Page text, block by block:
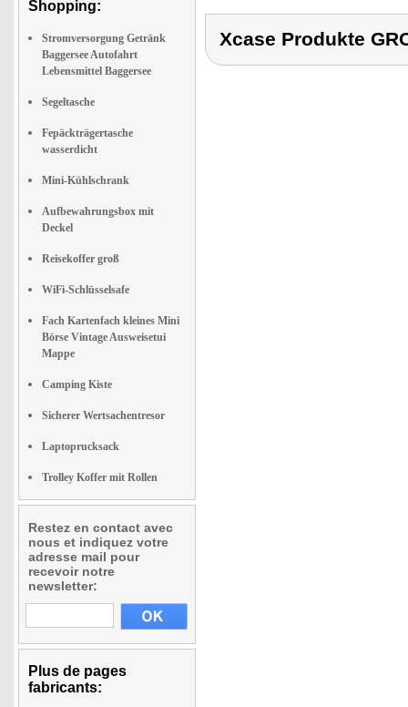
Shopping:
Stromversorgung Getränk
Baggersee Autofahrt
Lebensmittel Baggersee
Segeltasche
Fepäckträgertasche
wasserdicht
Mini-Kühlschrank
Aufbewahrungsbox mit
Deckel
Reisekoffer groß
WiFi-Schlüsselsafe
Fach Kartenfach kleines Mini
Börse Vintage Ausweisetui
Mappe
Camping Kiste
Sicherer Wertsachentresor
Laptoprucksack
Trolley Koffer mit Rollen
Restez en contact avec
nous et indiquez votre
adresse mail pour
recevoir notre
newsletter:
Plus de pages
fabricants:
Xcase Produkte